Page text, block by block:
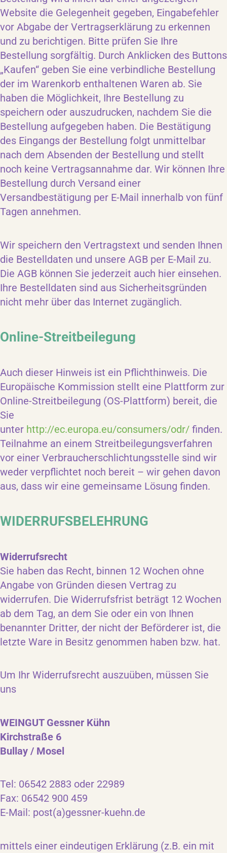
Website die Gelegenheit gegeben, Eingabefehler
vor Abgabe der Vertragserklärung zu erkennen
und zu berichtigen. Bitte prüfen Sie Ihre
Bestellung sorgfältig. Durch Anklicken des Buttons
„Kaufen“ geben Sie eine verbindliche Bestellung
der im Warenkorb enthaltenen Waren ab. Sie
haben die Möglichkeit, Ihre Bestellung zu
speichern oder auszudrucken, nachdem Sie die
Bestellung aufgegeben haben. Die Bestätigung
des Eingangs der Bestellung folgt unmittelbar
nach dem Absenden der Bestellung und stellt
noch keine Vertragsannahme dar. Wir können Ihre
Bestellung durch Versand einer
Versandbestätigung per E-Mail innerhalb von fünf
Tagen annehmen.
Wir speichern den Vertragstext und senden Ihnen
die Bestelldaten und unsere AGB per E-Mail zu.
Die AGB können Sie jederzeit auch hier einsehen.
Ihre Bestelldaten sind aus Sicherheitsgründen
nicht mehr über das Internet zugänglich.
Online-Streitbeilegung
Auch dieser Hinweis ist ein Pflichthinweis. Die
Europäische Kommission stellt eine Plattform zur
Online-Streitbeilegung (OS-Plattform) bereit, die
Sie
unter http://ec.europa.eu/consumers/odr/ finden.
Teilnahme an einem Streitbeilegungsverfahren
vor einer Verbraucherschlichtungsstelle sind wir
weder verpflichtet noch bereit – wir gehen davon
aus, dass wir eine gemeinsame Lösung finden.
WIDERRUFSBELEHRUNG
Widerrufsrecht
Sie haben das Recht, binnen 12 Wochen ohne
Angabe von Gründen diesen Vertrag zu
widerrufen. Die Widerrufsfrist beträgt 12 Wochen
ab dem Tag, an dem Sie oder ein von Ihnen
benannter Dritter, der nicht der Beförderer ist, die
letzte Ware in Besitz genommen haben bzw. hat.
Um Ihr Widerrufsrecht auszuüben, müssen Sie
uns
WEINGUT Gessner Kühn
Kirchstraße 6
Bullay / Mosel
Tel: 06542 2883 oder 22989
Fax: 06542 900 459
E-Mail: post(a)gessner-kuehn.de
mittels einer eindeutigen Erklärung (z.B. ein mit